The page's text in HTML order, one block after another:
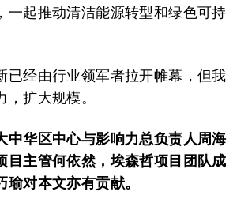
一起推动清洁能源转型和绿色可持
已经由行业领军者拉开帷幕，但我
扩大规模。
中华区中心与影响力总负责人周海
目主管何依然，埃森哲项目团队成
瑜对本文亦有贡献。